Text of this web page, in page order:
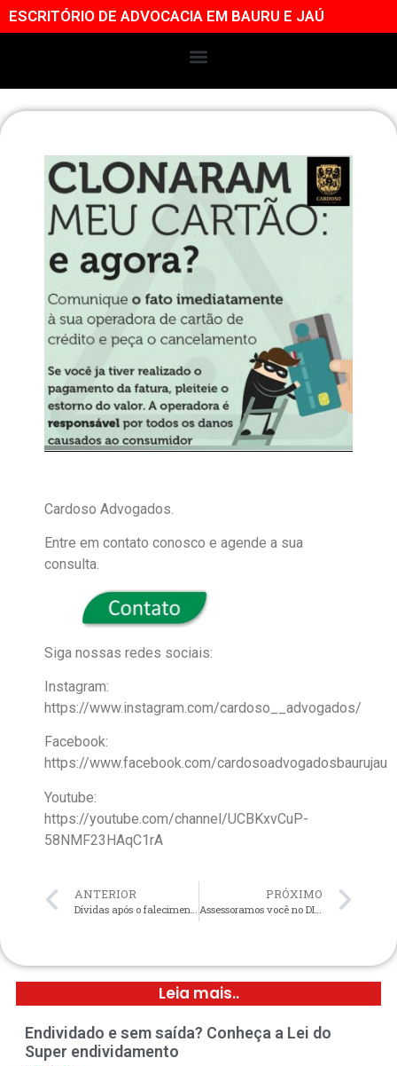
ESCRITÓRIO DE ADVOCACIA EM BAURU E JAÚ
Cardoso Advogados.
Entre em contato conosco e agende a sua
consulta.
Siga nossas redes sociais:
Instagram:
https://www.instagram.com/cardoso__advogados/
Facebook:
https://www.facebook.com/cardosoadvogadosbaurujau
Youtube:
https://youtube.com/channel/UCBKxvCuP-
58NMF23HAqC1rA
ANTERIOR
Dívidas após o falecimento, como ficam?
PRÓXIMO
Assessoramos você no DIREITO DO CONSUMIDOR
Leia mais..
Endividado e sem saída? Conheça a Lei do
Super endividamento